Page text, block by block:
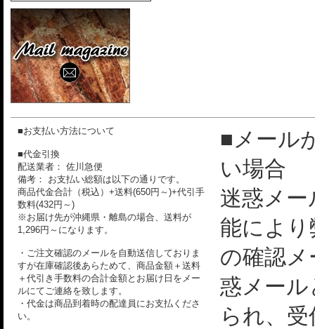
■お支払い方法について
■代金引換
配送業者： 佐川急便
備考： お支払い総額は以下の通りです。
商品代金合計（税込）+送料(650円～)+代引手
数料(432円～)
※お届け先が沖縄県・離島の場合、送料が
1,296円～になります。
・ご注文確認のメールを自動送信しておりま
すが在庫確認後あらためて、商品金額＋送料
＋代引き手数料の合計金額とお届け日をメー
ルにてご連絡を致します。
・代金は商品到着時の配達員にお支払くださ
い。
■メール
い場合
迷惑メー
能によ
の確認
惑メー
られ、